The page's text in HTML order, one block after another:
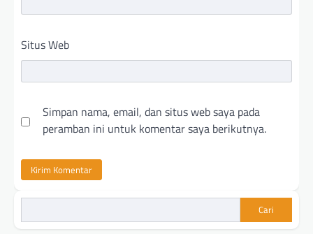
Situs Web
Simpan nama, email, dan situs web saya pada
peramban ini untuk komentar saya berikutnya.
Cari